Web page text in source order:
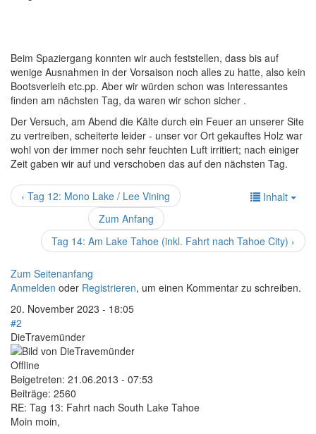
Beim Spaziergang konnten wir auch feststellen, dass bis auf
wenige Ausnahmen in der Vorsaison noch alles zu hatte, also kein
Bootsverleih etc.pp. Aber wir würden schon was Interessantes
finden am nächsten Tag, da waren wir schon sicher .
Der Versuch, am Abend die Kälte durch ein Feuer an unserer Site
zu vertreiben, scheiterte leider - unser vor Ort gekauftes Holz war
wohl von der immer noch sehr feuchten Luft irritiert; nach einiger
Zeit gaben wir auf und verschoben das auf den nächsten Tag.
Inhalt
‹ Tag 12: Mono Lake / Lee Vining
Zum Anfang
Tag 14: Am Lake Tahoe (inkl. Fahrt nach Tahoe City) ›
Zum Seitenanfang
Anmelden oder Registrieren, um einen Kommentar zu schreiben.
20. November 2023 - 18:05
#2
DieTravemünder
Offline
Beigetreten: 21.06.2013 - 07:53
Beiträge: 2560
RE: Tag 13: Fahrt nach South Lake Tahoe
Moin moin,